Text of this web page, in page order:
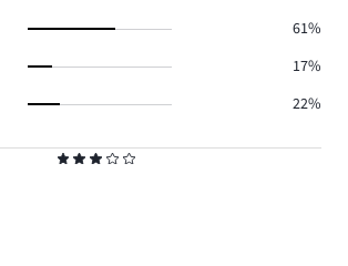
61%
17%
22%